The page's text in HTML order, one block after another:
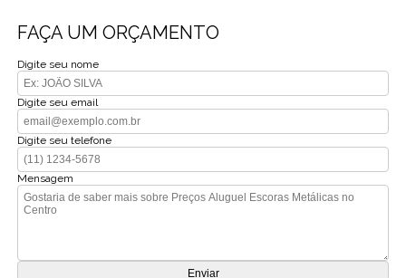
FAÇA UM ORÇAMENTO
Digite seu nome
Digite seu email
Digite seu telefone
Mensagem